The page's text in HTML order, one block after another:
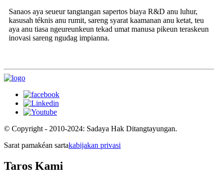
Sanaos aya seueur tangtangan sapertos biaya R&D anu luhur,
kasusah téknis anu rumit, sareng syarat kaamanan anu ketat, teu
aya anu tiasa ngeureunkeun tekad umat manusa pikeun teraskeun
inovasi sareng ngudag impianna.
© Copyright - 2010-2024: Sadaya Hak Ditangtayungan.
Sarat pamakéan sartakabijakan privasi
Taros Kami